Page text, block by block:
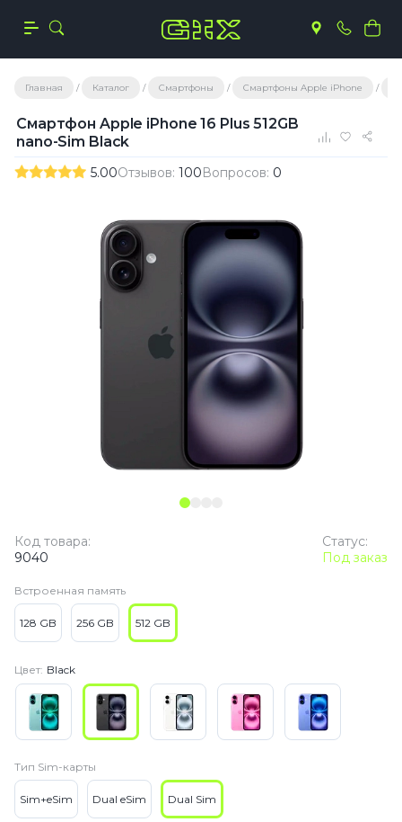
Главная Каталог Смартфоны Смартфоны Apple iPhone
Смартфон Apple iPhone 16 Plus 512GB
nano-Sim Black
5.00Отзывов: 100Вопросов: 0
Статус:
Под заказ
Код товара:
9040
Встроенная память
128 GB 256 GB 512 GB
Цвет: Black
Тип Sim-карты
Sim+eSim Dual eSim Dual Sim